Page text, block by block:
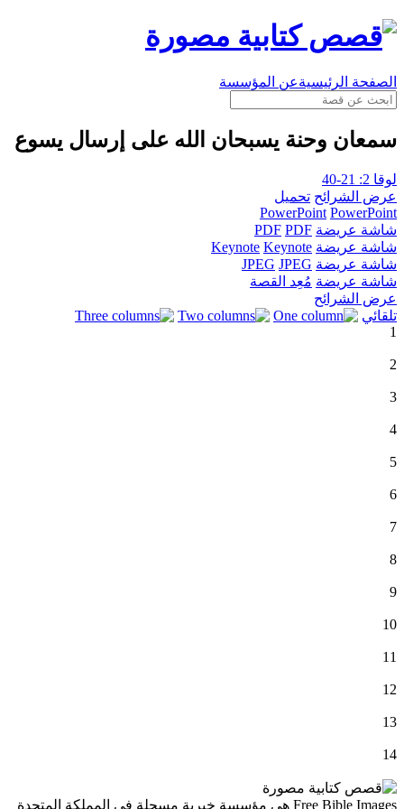
الصفحة الرئيسيةعن المؤسسة
سمعان وحنة يسبحان الله على إرسال يسوع
لوقا 2: 21-40
عرض الشرائح تحميل
PowerPoint PowerPoint
شاشة عريضة
PDF PDF
شاشة عريضة
Keynote Keynote
شاشة عريضة
JPEG JPEG
شاشة عريضة مُعِد القصة
عرض الشرائح
تلقائي
1
2
3
4
5
6
7
8
9
10
11
12
13
14
Free Bible Images هي مؤسسة خيرية مسجلة في المملكة المتحدة